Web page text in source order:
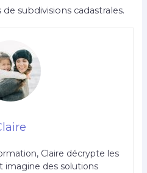
subdivisions cadastrales.
Claire décrypte les
imagine des solutions